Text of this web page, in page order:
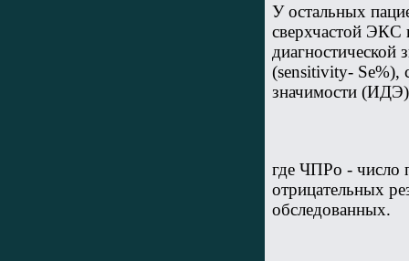
У остальных
сверхчастой ЭКС
(sensitivity- Se%),
значимости
где ЧПРо - число
отрицательных
обследованных.